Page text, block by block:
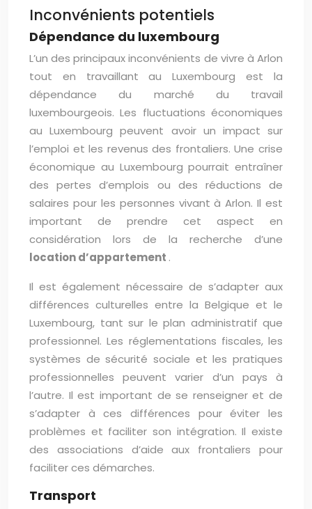
Inconvénients potentiels
Dépendance du luxembourg
L’un des principaux inconvénients de vivre à Arlon
tout en travaillant au Luxembourg est la
dépendance du marché du travail
luxembourgeois. Les fluctuations économiques
au Luxembourg peuvent avoir un impact sur
l’emploi et les revenus des frontaliers. Une crise
économique au Luxembourg pourrait entraîner
des pertes d’emplois ou des réductions de
salaires pour les personnes vivant à Arlon. Il est
important de prendre cet aspect en
considération lors de la recherche d’une
location d’appartement .
Il est également nécessaire de s’adapter aux
différences culturelles entre la Belgique et le
Luxembourg, tant sur le plan administratif que
professionnel. Les réglementations fiscales, les
systèmes de sécurité sociale et les pratiques
professionnelles peuvent varier d’un pays à
l’autre. Il est important de se renseigner et de
s’adapter à ces différences pour éviter les
problèmes et faciliter son intégration. Il existe
des associations d’aide aux frontaliers pour
faciliter ces démarches.
Transport